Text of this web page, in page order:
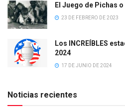
El Juego de Pichas
23 DE FEBRERO DE 2023
Los INCREÍBLES
2024
17 DE JUNIO DE 2024
Noticias recientes